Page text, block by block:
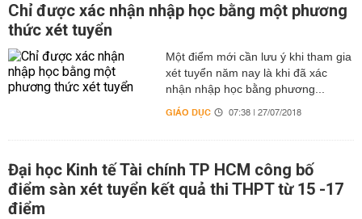
Chỉ được xác nhận nhập học bằng một phương
thức xét tuyển
Một điểm mới cần lưu ý khi tham gia
xét tuyển năm nay là khi đã xác
nhận nhập học bằng phương...
GIÁO DỤC 07:38 | 27/07/2018
Đại học Kinh tế Tài chính TP HCM công bố
điểm sàn xét tuyển kết quả thi THPT từ 15 -17
điểm